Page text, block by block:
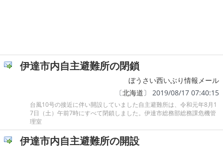
伊達市内自主避難所の閉鎖
ぼうさい西いぶり情報メール
〔北海道〕 2019/08/17 07:40:15
台風10号の接近に伴い開設していました自主避難所は、令和元年8月1
7日（土）午前7時にすべて閉鎖しました。伊達市総務部総務課危機管
理室
伊達市内自主避難所の開設